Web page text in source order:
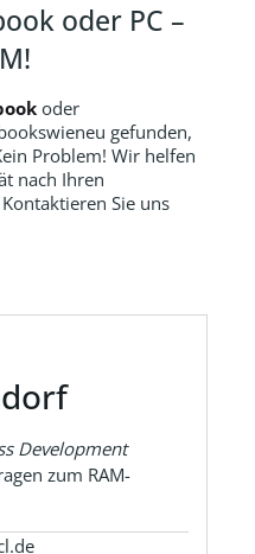
oder PC –
oder
gefunden,
Problem! Wir helfen
nach Ihren
Sie uns
Development
zum RAM-